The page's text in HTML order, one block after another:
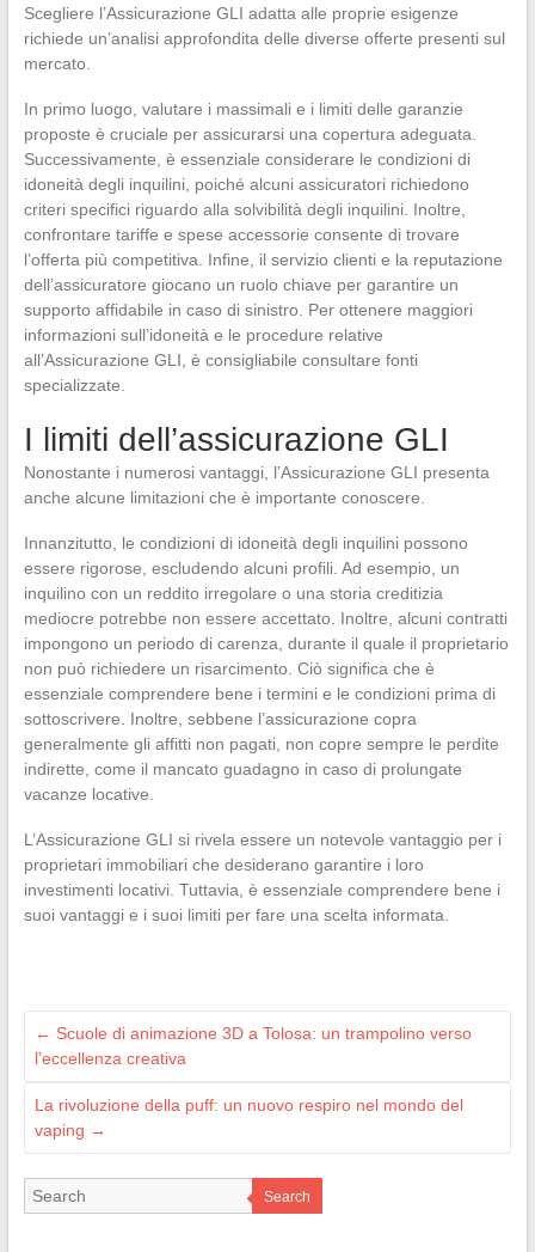
Scegliere l’Assicurazione GLI adatta alle proprie esigenze
richiede un’analisi approfondita delle diverse offerte presenti sul
mercato.
In primo luogo, valutare i massimali e i limiti delle garanzie
proposte è cruciale per assicurarsi una copertura adeguata.
Successivamente, è essenziale considerare le condizioni di
idoneità degli inquilini, poiché alcuni assicuratori richiedono
criteri specifici riguardo alla solvibilità degli inquilini. Inoltre,
confrontare tariffe e spese accessorie consente di trovare
l’offerta più competitiva. Infine, il servizio clienti e la reputazione
dell’assicuratore giocano un ruolo chiave per garantire un
supporto affidabile in caso di sinistro. Per ottenere maggiori
informazioni sull’idoneità e le procedure relative
all’Assicurazione GLI, è consigliabile consultare fonti
specializzate.
I limiti dell’assicurazione GLI
Nonostante i numerosi vantaggi, l’Assicurazione GLI presenta
anche alcune limitazioni che è importante conoscere.
Innanzitutto, le condizioni di idoneità degli inquilini possono
essere rigorose, escludendo alcuni profili. Ad esempio, un
inquilino con un reddito irregolare o una storia creditizia
mediocre potrebbe non essere accettato. Inoltre, alcuni contratti
impongono un periodo di carenza, durante il quale il proprietario
non può richiedere un risarcimento. Ciò significa che è
essenziale comprendere bene i termini e le condizioni prima di
sottoscrivere. Inoltre, sebbene l’assicurazione copra
generalmente gli affitti non pagati, non copre sempre le perdite
indirette, come il mancato guadagno in caso di prolungate
vacanze locative.
L’Assicurazione GLI si rivela essere un notevole vantaggio per i
proprietari immobiliari che desiderano garantire i loro
investimenti locativi. Tuttavia, è essenziale comprendere bene i
suoi vantaggi e i suoi limiti per fare una scelta informata.
← Scuole di animazione 3D a Tolosa: un trampolino verso
l’eccellenza creativa
La rivoluzione della puff: un nuovo respiro nel mondo del
vaping →
Search